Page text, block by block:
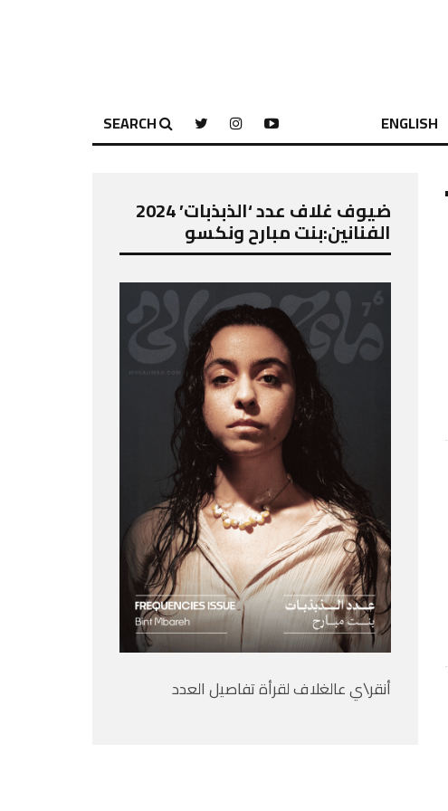
ENGLISH
SEARCH
ضيوف غلاف عدد ‘الذبذبات’ 2024
الفنانين:بنت مبارح ونكسو
أنقر\ي عالغلاف لقرأة تفاصيل العدد